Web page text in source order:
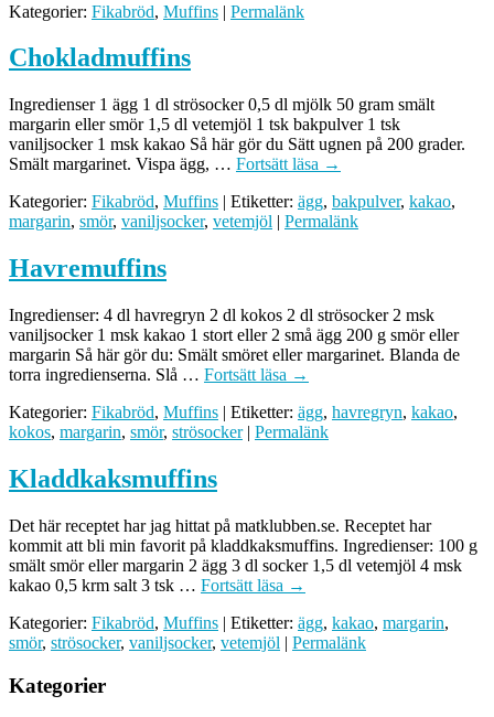
Kategorier: Fikabröd, Muffins | Permalänk
Chokladmuffins
Ingredienser 1 ägg 1 dl strösocker 0,5 dl mjölk 50 gram smält
margarin eller smör 1,5 dl vetemjöl 1 tsk bakpulver 1 tsk
vaniljsocker 1 msk kakao Så här gör du Sätt ugnen på 200 grader.
Smält margarinet. Vispa ägg, … Fortsätt läsa →
Kategorier: Fikabröd, Muffins | Etiketter: ägg, bakpulver, kakao,
margarin, smör, vaniljsocker, vetemjöl | Permalänk
Havremuffins
Ingredienser: 4 dl havregryn 2 dl kokos 2 dl strösocker 2 msk
vaniljsocker 1 msk kakao 1 stort eller 2 små ägg 200 g smör eller
margarin Så här gör du: Smält smöret eller margarinet. Blanda de
torra ingredienserna. Slå … Fortsätt läsa →
Kategorier: Fikabröd, Muffins | Etiketter: ägg, havregryn, kakao,
kokos, margarin, smör, strösocker| Permalänk
Kladdkaksmuffins
Det här receptet har jag hittat på matklubben.se. Receptet har
kommit att bli min favorit på kladdkaksmuffins. Ingredienser: 100 g
smält smör eller margarin 2 ägg 3 dl socker 1,5 dl vetemjöl 4 msk
kakao 0,5 krm salt 3 tsk … Fortsätt läsa →
Kategorier: Fikabröd, Muffins | Etiketter: ägg, kakao, margarin,
smör, strösocker, vaniljsocker, vetemjöl | Permalänk
Kategorier